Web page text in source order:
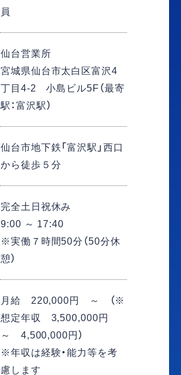
員
仙台営業所
宮城県仙台市太白区富沢4
丁目4-2 小島ビル5F（最寄
駅：富沢駅）
仙台市地下鉄「富沢駅」西口
から徒歩５分
完全土日祝休み
9:00 ～ 17:40
※実働７時間50分（50分休
憩）
月給 220,000円 ～ （※
想定年収 3,500,000円
～ 4,500,000円）
※年収は経験・能力等を考
慮します